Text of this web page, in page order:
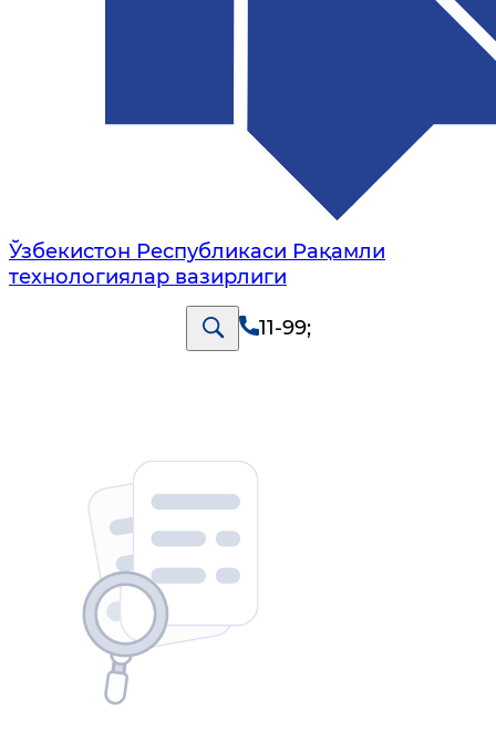
Ўзбекистон Республикаси Рақамли
технологиялар вазирлиги
11-99;